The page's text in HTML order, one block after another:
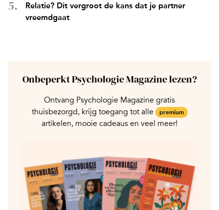
Relatie? Dit vergroot de kans dat je partner
vreemdgaat
Onbeperkt Psychologie Magazine lezen?
Ontvang Psychologie Magazine gratis
thuisbezorgd, krijg toegang tot alle
premium
artikelen, mooie cadeaus en veel meer!